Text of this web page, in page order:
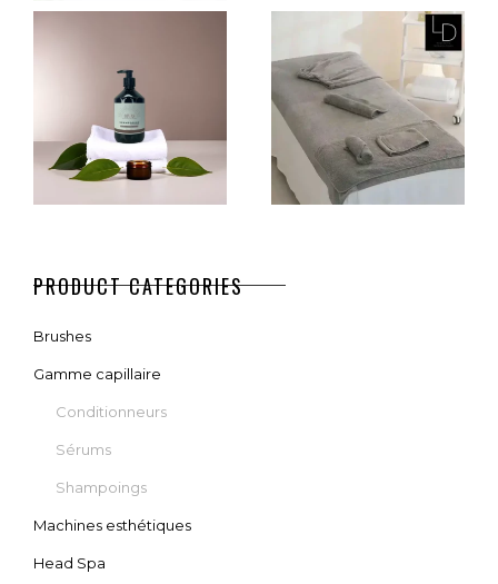
STEAMER PRO
€ 890,00
HEAD SPA
ELECTRIC
CHAIR
€ 3.290,00
SÉBO-
– 500 ML
€50,00
AJOUTER AU PANIER
PRODUCT CATEGORIES
Brushes
Gamme capillaire
Conditionneurs
Sérums
Shampoings
Machines esthétiques
Head Spa